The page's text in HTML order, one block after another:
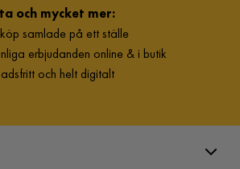
och mycket mer:
samlade på ett ställe
erbjudanden online & i butik
och helt digitalt